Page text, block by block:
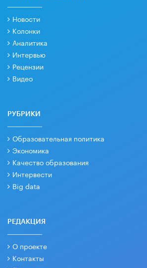
Новости
Колонки
Аналитика
Интервью
Рецензии
Видео
РУБРИКИ
Образовательная политика
Экономика
Качество образования
Интервести
Big data
РЕДАКЦИЯ
О проекте
Контакты